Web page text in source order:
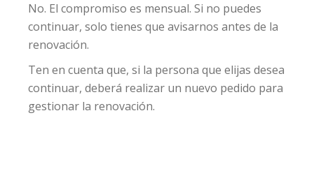
No. El compromiso es mensual. Si no puedes
continuar, solo tienes que avisarnos antes de la
renovación.
Ten en cuenta que, si la persona que elijas desea
continuar, deberá realizar un nuevo pedido para
gestionar la renovación.